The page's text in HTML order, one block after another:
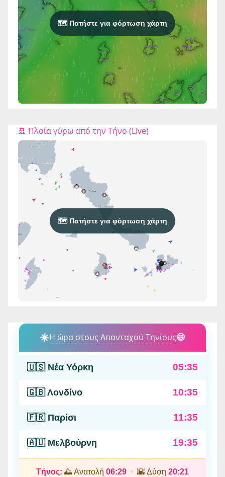
🗺️ Πατήστε για φόρτωση χάρτη
🚢 Πλοία γύρω από την Τήνο (Live)
🗺️ Πατήστε για φόρτωση χάρτη
☀️Η ώρα στους Απανταχού Τηνίους😄
🇺🇸 Νέα Υόρκη 05:35
🇬🇧 Λονδίνο 10:35
🇫🇷 Παρίσι 11:35
🇦🇺 Μελβούρνη 19:35
Τήνος: 🌅 Ανατολή 06:29 · 🌇 Δύση 20:21